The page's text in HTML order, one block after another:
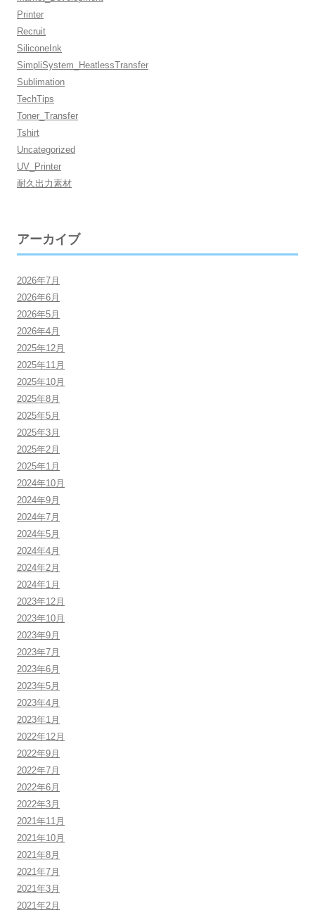
Printer
Recruit
SiliconeInk
SimpliSystem_HeatlessTransfer
Sublimation
TechTips
Toner_Transfer
Tshirt
Uncategorized
UV_Printer
耐久出力素材
アーカイブ
2026年7月
2026年6月
2026年5月
2026年4月
2025年12月
2025年11月
2025年10月
2025年8月
2025年5月
2025年3月
2025年2月
2025年1月
2024年10月
2024年9月
2024年7月
2024年5月
2024年4月
2024年2月
2024年1月
2023年12月
2023年10月
2023年9月
2023年7月
2023年6月
2023年5月
2023年4月
2023年1月
2022年12月
2022年9月
2022年7月
2022年6月
2022年3月
2021年11月
2021年10月
2021年8月
2021年7月
2021年3月
2021年2月